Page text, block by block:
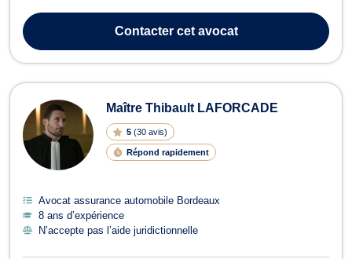
professionnels, en conseil comme en contentieux. Elle traite un
large éventail de dossi...Contactercet avocat
Maître Thibault LAFORCADE
5 (30 avis)
Répond rapidement
Avocat assurance automobile Bordeaux
8 ans d’expérience
N’accepte pas l’aide juridictionnelle